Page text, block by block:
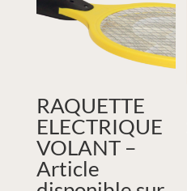
RAQUETTE
ELECTRIQUE
VOLANT –
Article